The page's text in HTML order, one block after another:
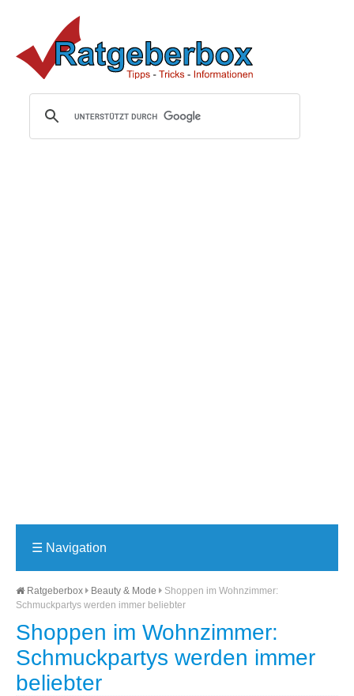
☰ Navigation
Ratgeberbox Beauty & Mode
Shoppen im Wohnzimmer:
Schmuckpartys werden immer beliebter
Shoppen im Wohnzimmer:
Schmuckpartys werden immer
beliebter